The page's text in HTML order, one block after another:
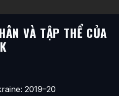
VÀ TẬP THỂ CỦA
2019–20